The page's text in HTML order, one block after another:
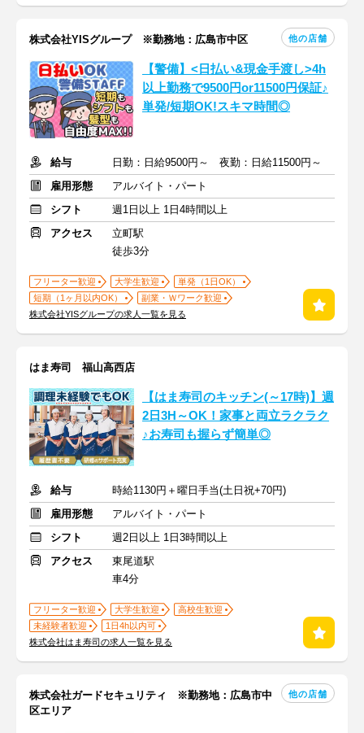
株式会社YISグループ ※勤務地：広島市中区 他の店舗
【警備】<日払い&現金手渡し>4h
以上勤務で9500円or11500円保証♪
単発/短期OK!スキマ時間◎
給与
日勤：日給9500円～ 夜勤：日給11500円～
雇用形態
アルバイト・パート
シフト
週1日以上 1日4時間以上
アクセス
立町駅
徒歩3分
フリーター歓迎 大学生歓迎
単発（1日OK）
短期（1ヶ月以内OK）
副業・Ｗワーク歓迎
株式会社YISグループの求人一覧を見る
はま寿司 福山高西店
【はま寿司のキッチン(～17時)】週
2日3H～OK！家事と両立ラクラク
♪お寿司も握らず簡単◎
給与
時給1130円＋曜日手当(土日祝+70円)
雇用形態
アルバイト・パート
シフト
週2日以上 1日3時間以上
アクセス
東尾道駅
車4分
フリーター歓迎 大学生歓迎
高校生歓迎
未経験者歓迎
1日4h以内可
株式会社はま寿司の求人一覧を見る
株式会社ガードセキュリティ ※勤務地：広島市中
区エリア
他の店舗